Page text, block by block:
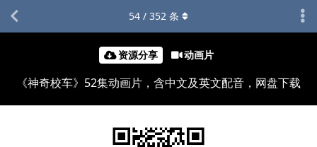
资源分享 动画片
《神奇校车》52集动画片，含中文及英文配音，网盘下载
54 / 352 条